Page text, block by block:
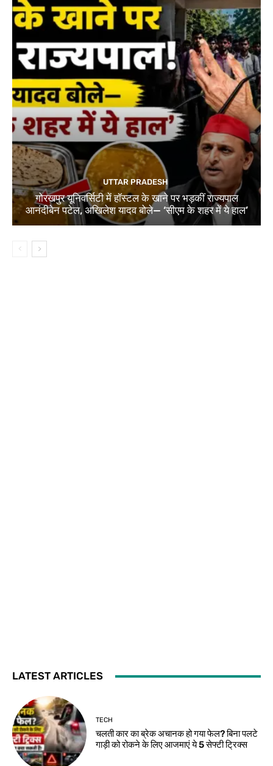
UTTAR PRADESH
गोरखपुर यूनिवर्सिटी में हॉस्टल के खाने पर भड़कीं राज्यपाल
आनंदीबेन पटेल, अखिलेश यादव बोले— ‘सीएम के शहर में ये हाल’
LATEST ARTICLES
TECH
चलती कार का ब्रेक अचानक हो गया फेल? बिना पलटे
गाड़ी को रोकने के लिए आजमाएं ये 5 सेफ्टी ट्रिक्स